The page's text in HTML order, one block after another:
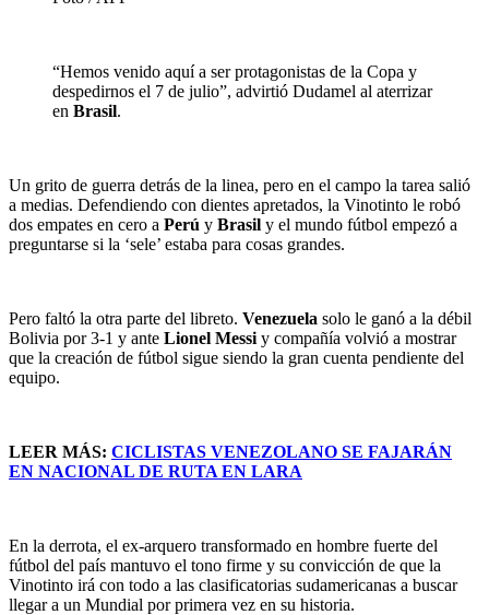
“Hemos venido aquí a ser protagonistas de la Copa y
despedirnos el 7 de julio”, advirtió Dudamel al aterrizar
en Brasil.
Un grito de guerra detrás de la linea, pero en el campo la tarea salió
a medias. Defendiendo con dientes apretados, la Vinotinto le robó
dos empates en cero a Perú y Brasil y el mundo fútbol empezó a
preguntarse si la ‘sele’ estaba para cosas grandes.
Pero faltó la otra parte del libreto. Venezuela solo le ganó a la débil
Bolivia por 3-1 y ante Lionel Messi y compañía volvió a mostrar
que la creación de fútbol sigue siendo la gran cuenta pendiente del
equipo.
LEER MÁS: CICLISTAS VENEZOLANO SE FAJARÁN
EN NACIONAL DE RUTA EN LARA
En la derrota, el ex-arquero transformado en hombre fuerte del
fútbol del país mantuvo el tono firme y su convicción de que la
Vinotinto irá con todo a las clasificatorias sudamericanas a buscar
llegar a un Mundial por primera vez en su historia.